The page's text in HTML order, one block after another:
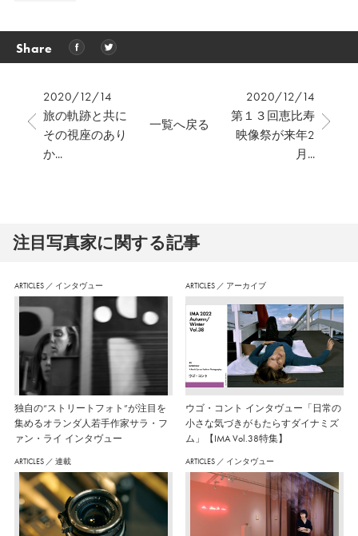
Share
2020/12/14
旅の軌跡と共に
その視座のあり
か...
2020/12/14
第１３回恵比寿
映像祭が来年2
月...
一覧へ戻る
注⽬写真家に関する記事
ARTICLES ／ インタヴュー
独自の“ストリートフォト”が注目を
集めるオランダ人若手作家サラ・フ
ァン・ライ インタヴュー
ARTICLES ／ アーカイブ
ウゴ・コント インタヴュー「日常の
小さな気づきがもたらすダイナミズ
ム」【IMA Vol.38特集】
ARTICLES ／ 連載 ARTICLES ／ インタヴュー